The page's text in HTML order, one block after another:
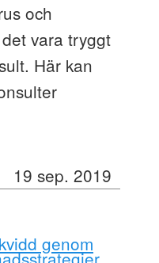
och
vara tryggt
Här kan
19 sep. 2019
genom